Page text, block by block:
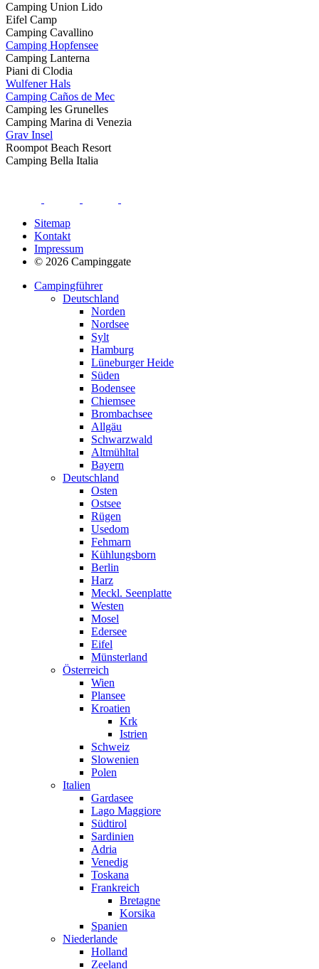
Camping Union Lido
Eifel Camp
Camping Cavallino
Camping Hopfensee
Camping Lanterna
Piani di Clodia
Wulfener Hals
Camping Caños de Mec
Camping les Grunelles
Camping Marina di Venezia
Grav Insel
Roompot Beach Resort
Camping Bella Italia
Sitemap
Kontakt
Impressum
© 2026 Campinggate
Campingführer
Deutschland
Norden
Nordsee
Sylt
Hamburg
Lüneburger Heide
Süden
Bodensee
Chiemsee
Brombachsee
Allgäu
Schwarzwald
Altmühltal
Bayern
Deutschland
Osten
Ostsee
Rügen
Usedom
Fehmarn
Kühlungsborn
Berlin
Harz
Meckl. Seenplatte
Westen
Mosel
Edersee
Eifel
Münsterland
Österreich
Wien
Plansee
Kroatien
Krk
Istrien
Schweiz
Slowenien
Polen
Italien
Gardasee
Lago Maggiore
Südtirol
Sardinien
Adria
Venedig
Toskana
Frankreich
Bretagne
Korsika
Spanien
Niederlande
Holland
Zeeland